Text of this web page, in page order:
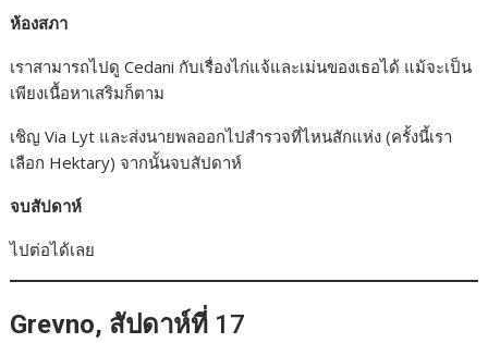
ห้องสภา
เราสามารถไปดู Cedani กับเรื่องไก่แจ้และเม่นของเธอได้ แม้จะเป็น
เพียงเนื้อหาเสริมก็ตาม
เชิญ Via Lyt และส่งนายพลออกไปสำรวจที่ไหนสักแห่ง (ครั้งนี้เรา
เลือก Hektary) จากนั้นจบสัปดาห์
จบสัปดาห์
ไปต่อได้เลย
Grevno, สัปดาห์ที่ 17